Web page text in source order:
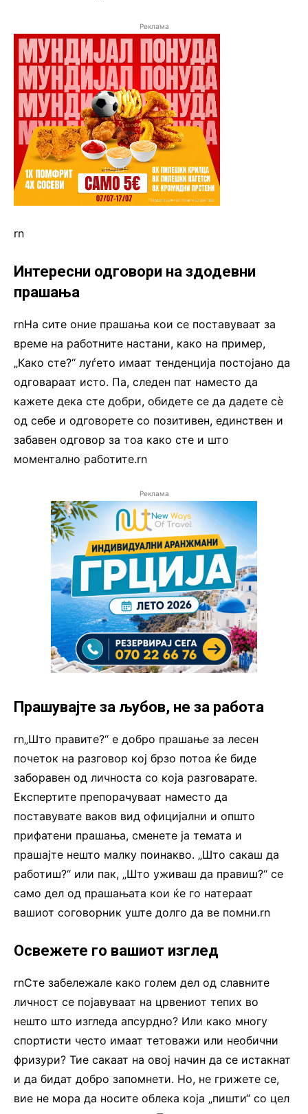
Реклама
rn
Интересни одговори на здодевни
прашања
rnНа сите оние прашања кои се поставуваат за
време на работните настани, како на пример,
„Како сте?“ луѓето имаат тенденција постојано да
одговараат исто. Па, следен пат наместо да
кажете дека сте добри, обидете се да дадете сè
од себе и одговорете со позитивен, единствен и
забавен одговор за тоа како сте и што
моментално работите.rn
Реклама
Прашувајте за љубов, не за работа
rn„Што правите?“ е добро прашање за лесен
почеток на разговор кој брзо потоа ќе биде
заборавен од личноста со која разговарате.
Експертите препорачуваат наместо да
поставувате ваков вид официјални и општо
прифатени прашања, сменете ја темата и
прашајте нешто малку поинакво. „Што сакаш да
работиш?“ или пак, „Што уживаш да правиш?“ се
само дел од прашањата кои ќе го натераат
вашиот соговорник уште долго да ве помни.rn
Освежете го вашиот изглед
rnСте забележале како голем дел од славните
личност се појавуваат на црвениот тепих во
нешто што изгледа апсурдно? Или како многу
спортисти често имаат тетоважи или необични
фризури? Тие сакаат на овој начин да се истакнат
и да бидат добро запомнети. Но, не грижете се,
вие не мора да носите облека која „пишти“ со цел